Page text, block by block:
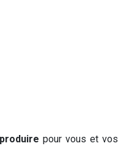
pour vous et vos